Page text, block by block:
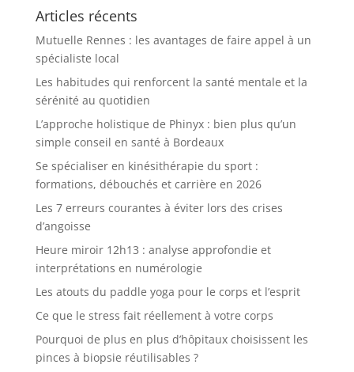
Articles récents
Mutuelle Rennes : les avantages de faire appel à un
spécialiste local
Les habitudes qui renforcent la santé mentale et la
sérénité au quotidien
L’approche holistique de Phinyx : bien plus qu’un
simple conseil en santé à Bordeaux
Se spécialiser en kinésithérapie du sport :
formations, débouchés et carrière en 2026
Les 7 erreurs courantes à éviter lors des crises
d’angoisse
Heure miroir 12h13 : analyse approfondie et
interprétations en numérologie
Les atouts du paddle yoga pour le corps et l’esprit
Ce que le stress fait réellement à votre corps
Pourquoi de plus en plus d’hôpitaux choisissent les
pinces à biopsie réutilisables ?